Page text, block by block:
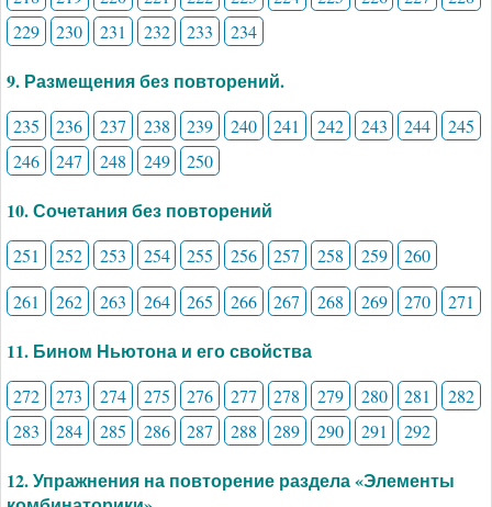
229
230 231 232 233 234
9. Размещения без повторений.
235 236 237 238 239 240 241 242 243 244
245
246
247 248 249 250
10. Сочетания без повторений
251 252 253 254 255 256 257 258 259
260
261
262 263 264 265 266 267 268 269 270 271
11. Бином Ньютона и его свойства
272 273 274 275 276 277 278 279 280 281
282
283
284 285 286 287 288 289 290 291 292
12. Упражнения на повторение раздела «Элементы